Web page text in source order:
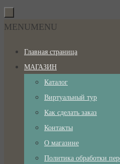
Перейти
к
Перейти
содержимому
MENUMENU
Главная страница
МАГАЗИН
Каталог
Виртуальный тур
Как сделать заказ
Контакты
О магазине
Политика обработки